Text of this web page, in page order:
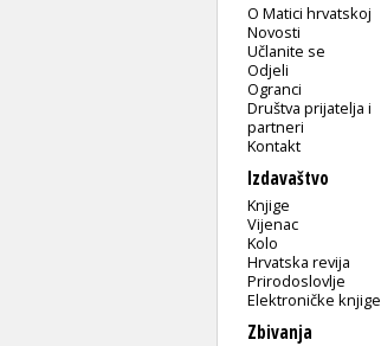
O Matici hrvatskoj
Novosti
Učlanite se
Odjeli
Ogranci
Društva prijatelja i
partneri
Kontakt
Izdavaštvo
Knjige
Vijenac
Kolo
Hrvatska revija
Prirodoslovlje
Elektroničke knjige
Zbivanja